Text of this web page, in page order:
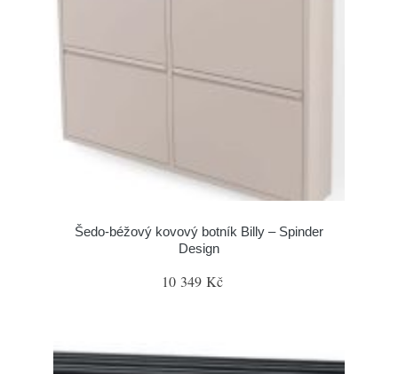
Šedo-béžový kovový botník Billy – Spinder
Design
10 349 Kč